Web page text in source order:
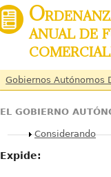
anual de
Gobiernos Autónomos
EL GOBIERNO
Mostrar
Considerando
Expide: